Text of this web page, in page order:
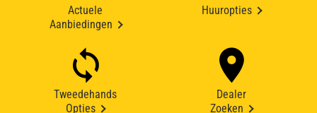
Actuele
Aanbiedingen
Huuropties
Tweedehands
Opties
Dealer
Zoeken